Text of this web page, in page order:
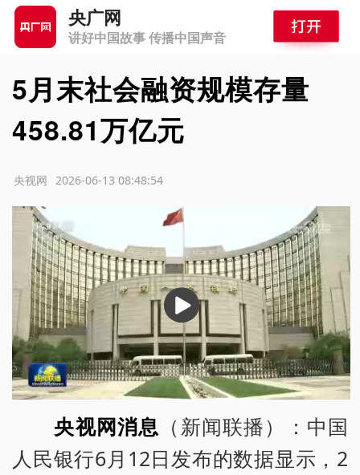
央广网
讲好中国故事 传播中国声音
5月末社会融资规模存量
458.81万亿元
2026-06-13 08:48:54
央视网
播
放
央视网消息 （新闻联播）：中国
人民银行6月12日发布的数据显示，2